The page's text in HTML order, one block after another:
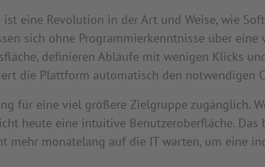
ist eine Revolution in der Art und Weise, wie
sich ohne Programmierkenntnisse über eine
definieren Abläufe mit wenigen Klicks
die Plattform automatisch den notwendigen
für eine viel größere Zielgruppe zugänglich.
heute eine intuitive Benutzeroberfläche. Das
mehr monatelang auf die IT warten, um eine